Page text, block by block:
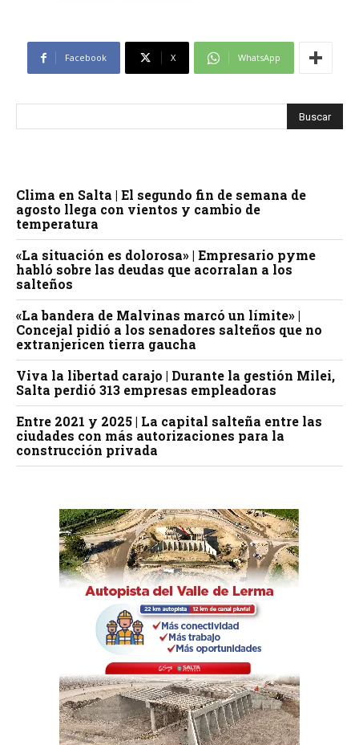
Facebook X WhatsApp
Clima en Salta | El segundo fin de semana de
agosto llega con vientos y cambio de
temperatura
«La situación es dolorosa» | Empresario pyme
habló sobre las deudas que acorralan a los
salteños
«La bandera de Malvinas marcó un límite» |
Concejal pidió a los senadores salteños que no
extranjericen tierra gaucha
Viva la libertad carajo | Durante la gestión Milei,
Salta perdió 313 empresas empleadoras
Entre 2021 y 2025 | La capital salteña entre las
ciudades con más autorizaciones para la
construcción privada